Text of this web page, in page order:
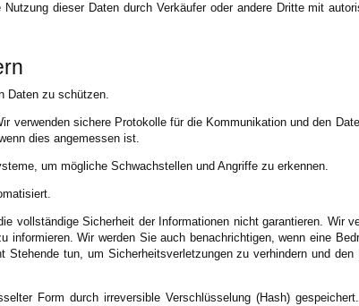
dieser Daten durch Verkäufer oder andere Dritte mit
Daten zu schützen.
verwenden sichere Protokolle für die Kommunikation und den
dies angemessen ist.
um mögliche Schwachstellen und Angriffe zu erkennen.
vollständige Sicherheit der Informationen nicht garantieren. Wir
informieren. Wir werden Sie auch benachrichtigen, wenn eine
Stehende tun, um Sicherheitsverletzungen zu verhindern und
Form durch irreversible Verschlüsselung (Hash)